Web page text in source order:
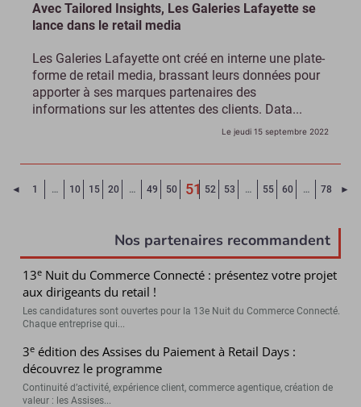
Avec Tailored Insights, Les Galeries Lafayette se
lance dans le retail media
Les Galeries Lafayette ont créé en interne une plate-
forme de retail media, brassant leurs données pour
apporter à ses marques partenaires des
informations sur les attentes des clients. Data...
Le jeudi 15 septembre 2022
◄ Page précédente
1 … 10 15 20 … 49 50
51 52 53 … 55 60 … 78 ►
Nos partenaires recommandent
13e Nuit du Commerce Connecté : présentez votre projet
aux dirigeants du retail !
Les candidatures sont ouvertes pour la 13e Nuit du Commerce Connecté.
Chaque entreprise qui...
3e édition des Assises du Paiement à Retail Days :
découvrez le programme
Continuité d’activité, expérience client, commerce agentique, création de
valeur : les Assises...